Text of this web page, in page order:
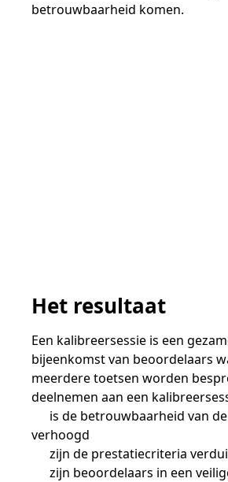
betrouwbaarheid komen.
Het resultaat
Een kalibreersessie is een
bijeenkomst van beoordelaars
meerdere toetsen worden
deelnemen aan een
is de betrouwbaarheid van
verhoogd
zijn de prestatiecriteria
zijn beoordelaars in een